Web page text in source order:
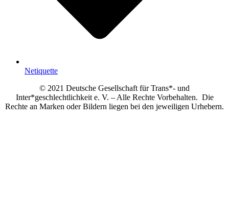
Netiquette
© 2021 Deutsche Gesellschaft für Trans*- und
Inter*geschlechtlichkeit e. V. – Alle Rechte Vorbehalten. Die
Rechte an Marken oder Bildern liegen bei den jeweiligen Urhebern.